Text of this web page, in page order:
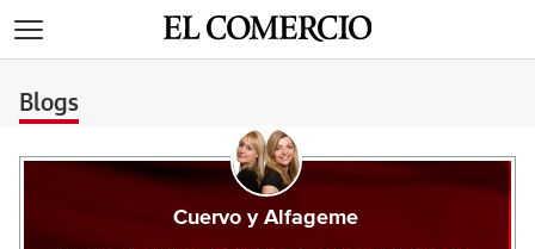
Blogs
Cuervo y Alfageme